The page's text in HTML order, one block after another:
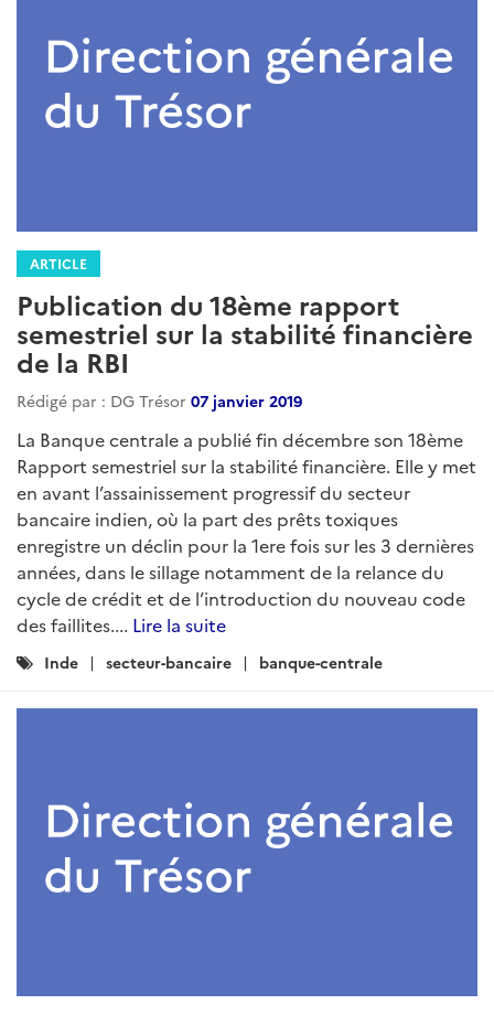
ARTICLE
Publication du 18ème rapport
semestriel sur la stabilité financière
de la RBI
Rédigé par : DG Trésor 07 janvier 2019
La Banque centrale a publié fin décembre son 18ème
Rapport semestriel sur la stabilité financière. Elle y met
en avant l’assainissement progressif du secteur
bancaire indien, où la part des prêts toxiques
enregistre un déclin pour la 1ere fois sur les 3 dernières
années, dans le sillage notamment de la relance du
cycle de crédit et de l’introduction du nouveau code
des faillites.... Lire la suite
Catégories
Inde secteur-bancaire banque-centrale